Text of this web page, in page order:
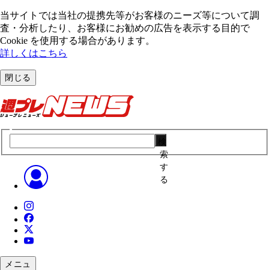
当サイトでは当社の提携先等がお客様のニーズ等について調
査・分析したり、お客様にお勧めの広告を表⽰する⽬的で
Cookie を使⽤する場合があります。
詳しくはこちら
閉じる
索
す
る
メニュ